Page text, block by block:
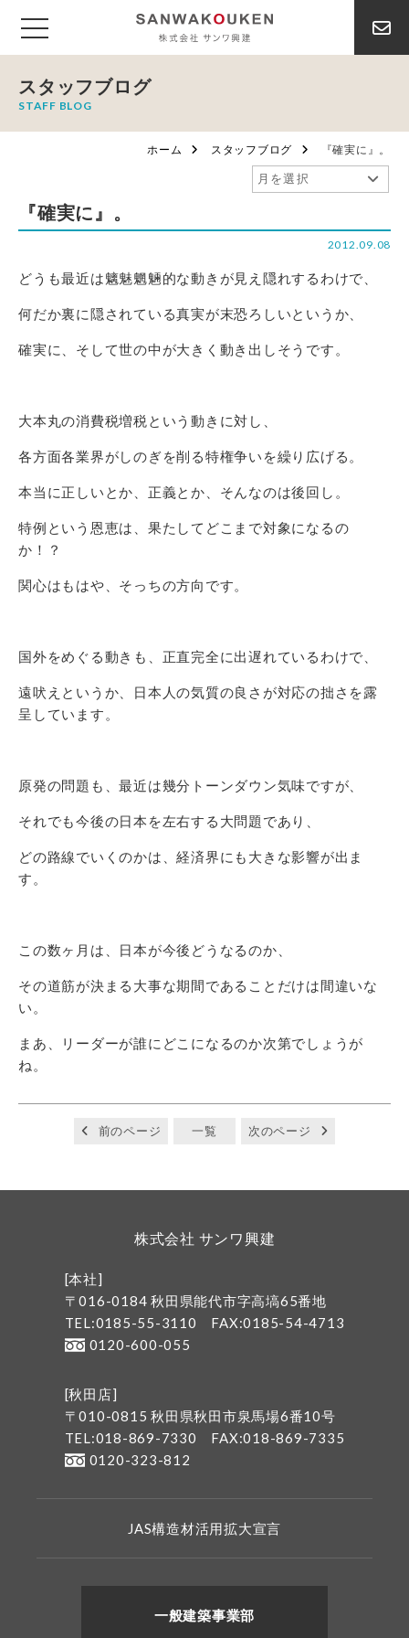
スタッフブログ
STAFF BLOG
ホーム スタッフブログ 『確実に』。
『確実に』。
2012.09.08
どうも最近は魑魅魍魎的な動きが見え隠れするわけで、
何だか裏に隠されている真実が末恐ろしいというか、
確実に、そして世の中が大きく動き出しそうです。
大本丸の消費税増税という動きに対し、
各方面各業界がしのぎを削る特権争いを繰り広げる。
本当に正しいとか、正義とか、そんなのは後回し。
特例という恩恵は、果たしてどこまで対象になるの
か！？
関心はもはや、そっちの方向です。
国外をめぐる動きも、正直完全に出遅れているわけで、
遠吠えというか、日本人の気質の良さが対応の拙さを露
呈しています。
原発の問題も、最近は幾分トーンダウン気味ですが、
それでも今後の日本を左右する大問題であり、
どの路線でいくのかは、経済界にも大きな影響が出ま
す。
この数ヶ月は、日本が今後どうなるのか、
その道筋が決まる大事な期間であることだけは間違いな
い。
まあ、リーダーが誰にどこになるのか次第でしょうが
ね。
前のページ 一覧 次のページ
株式会社 サンワ興建
[本社]
〒016-0184 秋田県能代市字高塙65番地
TEL:0185-55-3110
FAX:0185-54-4713
0120-600-055
[秋田店]
〒010-0815 秋田県秋田市泉馬場6番10号
TEL:018-869-7330
FAX:018-869-7335
0120-323-812
JAS構造材活用拡大宣言
一般建築事業部